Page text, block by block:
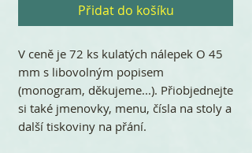
Přidat do košíku
V ceně je 72 ks kulatých nálepek O 45
mm s libovolným popisem
(monogram, děkujeme...). Přiobjednejte
si také jmenovky, menu, čísla na stoly a
další tiskoviny na přání.